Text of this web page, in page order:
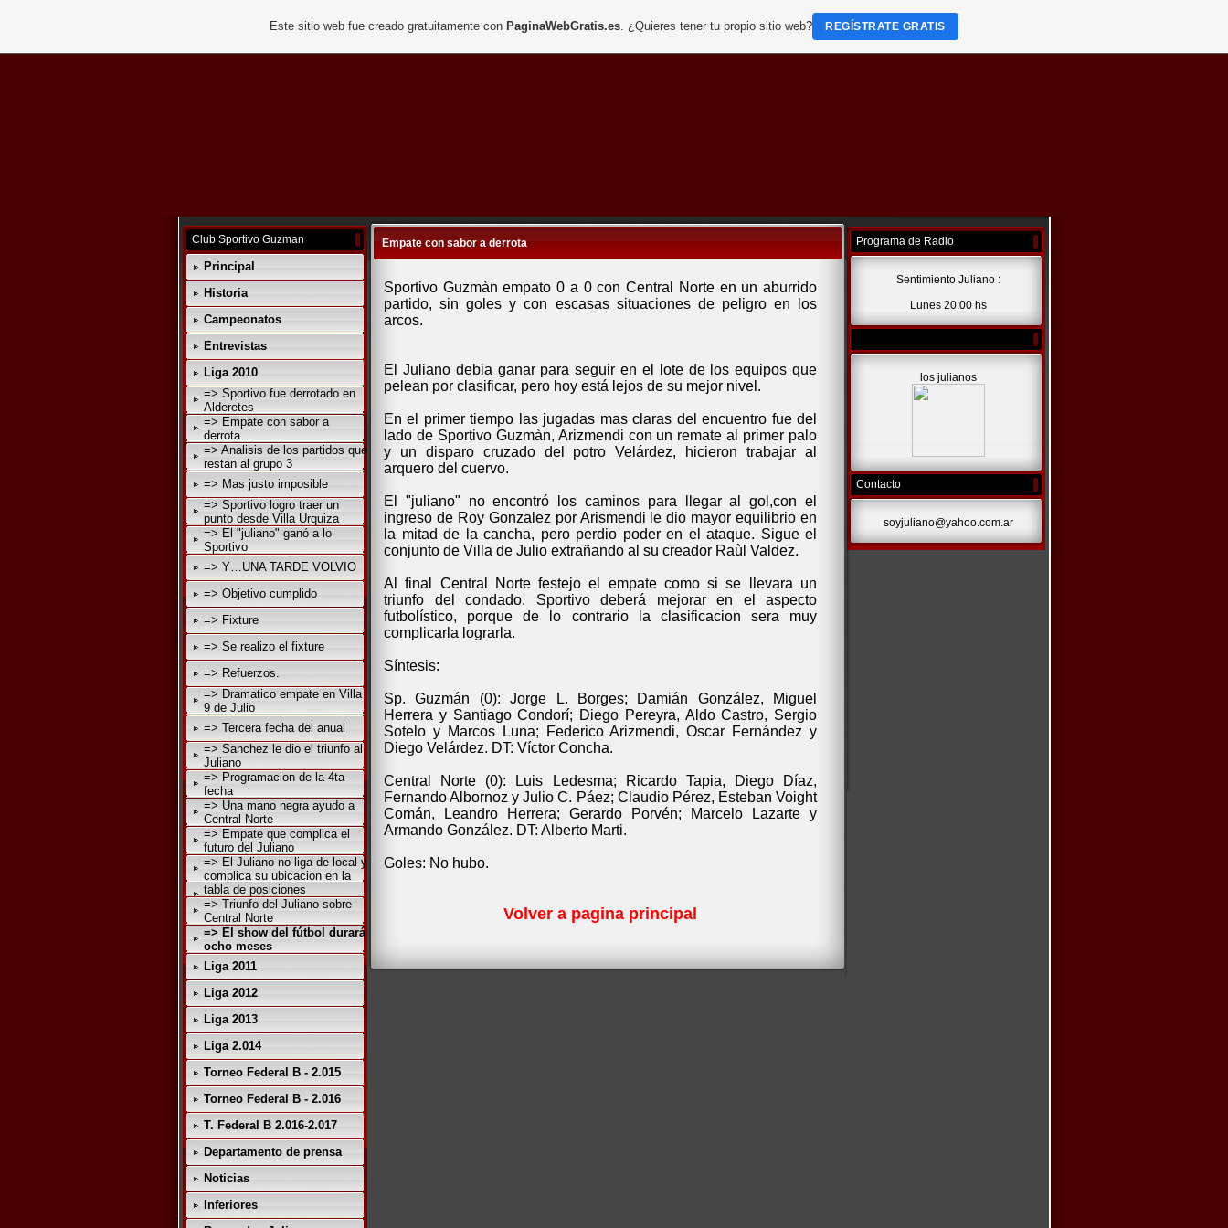
Club Sportivo Guzman
Principal
Historia
Campeonatos
Entrevistas
Liga 2010
=> Sportivo fue derrotado en
Alderetes
=> Empate con sabor a
derrota
=> Analisis de los partidos que
restan al grupo 3
=> Mas justo imposible
=> Sportivo logro traer un
punto desde Villa Urquiza
=> El "juliano" ganó a lo
Sportivo
=> Y…UNA TARDE VOLVIO
=> Objetivo cumplido
=> Fixture
=> Se realizo el fixture
=> Refuerzos.
=> Dramatico empate en Villa
9 de Julio
=> Tercera fecha del anual
=> Sanchez le dio el triunfo al
Juliano
=> Programacion de la 4ta
fecha
=> Una mano negra ayudo a
Central Norte
=> Empate que complica el
futuro del Juliano
=> El Juliano no liga de local y
complica su ubicacion en la
tabla de posiciones
=> Triunfo del Juliano sobre
Central Norte
=> El show del fútbol durará
ocho meses
Liga 2011
Liga 2012
Liga 2013
Liga 2.014
Torneo Federal B - 2.015
Torneo Federal B - 2.016
T. Federal B 2.016-2.017
Departamento de prensa
Noticias
Inferiores
Empate con sabor a derrota
Sportivo Guzmàn empato 0 a 0 con Central Norte en un aburrido
partido, sin goles y con escasas situaciones de peligro en los
arcos.
El Juliano debia ganar para seguir en el lote de los equipos que
pelean por clasificar, pero hoy está lejos de su mejor nivel.
En el primer tiempo las jugadas mas claras del encuentro fue del
lado de Sportivo Guzmàn, Arizmendi con un remate al primer palo
y un disparo cruzado del potro Velárdez, hicieron trabajar al
arquero del cuervo.
El "juliano" no encontró los caminos para llegar al gol,con el
ingreso de Roy Gonzalez por Arismendi le dio mayor equilibrio en
la mitad de la cancha, pero perdio poder en el ataque. Sigue el
conjunto de Villa de Julio extrañando al su creador Raùl Valdez.
Al final Central Norte festejo el empate como si se llevara un
triunfo del condado. Sportivo deberá mejorar en el aspecto
futbolístico, porque de lo contrario la clasificacion sera muy
complicarla lograrla.
Síntesis:
Sp. Guzmán (0): Jorge L. Borges; Damián González, Miguel
Herrera y Santiago Condorí; Diego Pereyra, Aldo Castro, Sergio
Sotelo y Marcos Luna; Federico Arizmendi, Oscar Fernández y
Diego Velárdez. DT: Víctor Concha.
Central Norte (0): Luis Ledesma; Ricardo Tapia, Diego Díaz,
Fernando Albornoz y Julio C. Páez; Claudio Pérez, Esteban Voight
Comán, Leandro Herrera; Gerardo Porvén; Marcelo Lazarte y
Armando González. DT: Alberto Marti.
Goles: No hubo.
Volver a pagina principal
Programa de Radio
Sentimiento Juliano :
Lunes 20:00 hs
los julianos
Contacto
soyjuliano@yahoo.com.ar
Este sitio web fue creado gratuitamente con PaginaWebGratis.es. ¿Quieres tener tu propio sitio web? REGÍSTRATE GRATIS